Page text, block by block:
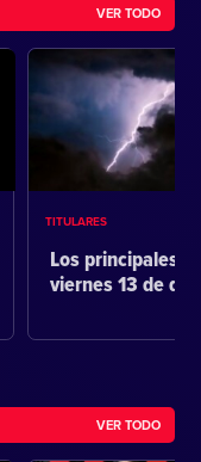
VER TODO
TITULARES
Los principales
viernes 13 de
VER TODO